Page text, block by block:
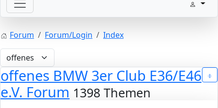
Forum Forum/Login Index
offenes BMW 3er Club E36/E46
e.V. Forum 1398 Themen